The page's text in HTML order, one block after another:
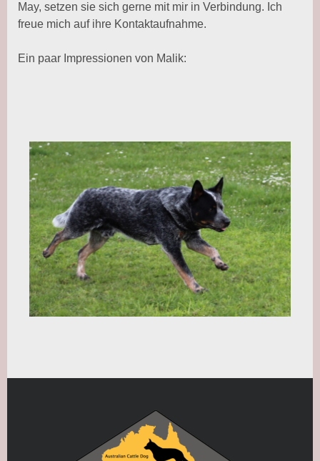
May, setzen sie sich gerne mit mir in Verbindung. Ich
freue mich auf ihre Kontaktaufnahme.
Ein paar Impressionen von Malik: